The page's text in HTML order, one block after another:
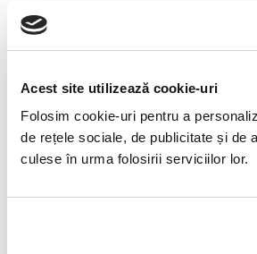
Acest site utilizează cookie-uri
Folosim cookie-uri pentru a
de rețele sociale, de publicitate și de
culese în urma folosirii serviciilor lor.